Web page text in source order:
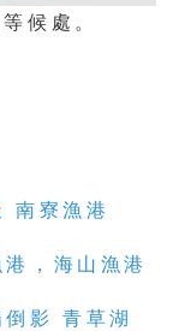
等候處。
南寮漁港
，海山漁港
影 青草湖